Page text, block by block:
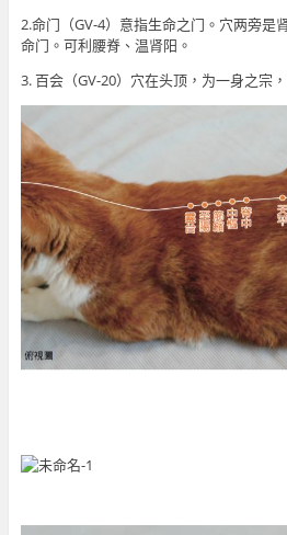
2.命门（GV-4）意指生命之门。穴两旁是
命门。可利腰脊、温肾阳。
3. 百会（GV-20）穴在头顶，为一身之宗